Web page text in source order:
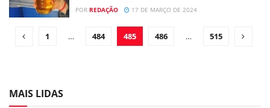
POR REDAÇÃO 17 DE MARÇO DE 2024
1 … 484 485 486 … 515
MAIS LIDAS